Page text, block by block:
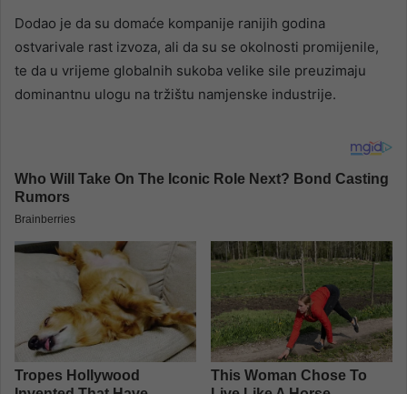
Dodao je da su domaće kompanije ranijih godina
ostvarivale rast izvoza, ali da su se okolnosti promijenile,
te da u vrijeme globalnih sukoba velike sile preuzimaju
dominantnu ulogu na tržištu namjenske industrije.